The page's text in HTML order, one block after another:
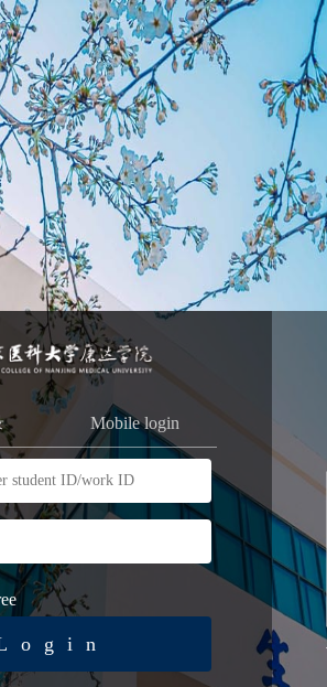
Mobile login